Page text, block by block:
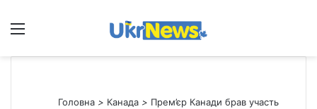
Меню
Головна > Канада > Прем’єр Канади брав участь